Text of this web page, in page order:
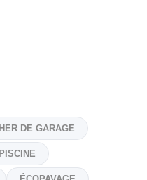
DE GARAGE